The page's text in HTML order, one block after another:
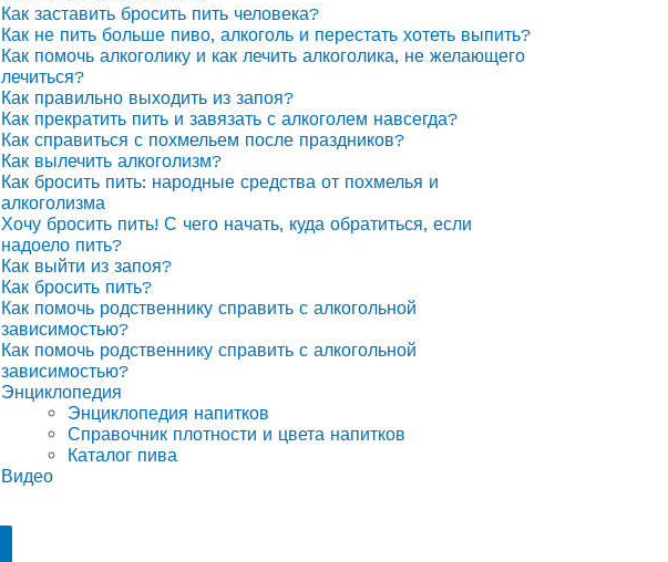
Как заставить бросить пить человека?
Как не пить больше пиво, алкоголь и перестать хотеть выпить?
Как помочь алкоголику и как лечить алкоголика, не желающего
лечиться?
Как правильно выходить из запоя?
Как прекратить пить и завязать с алкоголем навсегда?
Как справиться с похмельем после праздников?
Как вылечить алкоголизм?
Как бросить пить: народные средства от похмелья и
алкоголизма
Хочу бросить пить! С чего начать, куда обратиться, если
надоело пить?
Как выйти из запоя?
Как бросить пить?
Как помочь родственнику справить с алкогольной
зависимостью?
Как помочь родственнику справить с алкогольной
зависимостью?
Энциклопедия
Энциклопедия напитков
Справочник плотности и цвета напитков
Каталог пива
Видео